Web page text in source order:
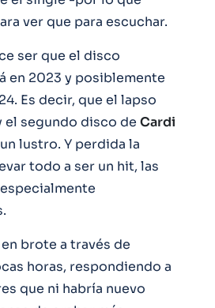
ver que para escuchar.
ser que el disco
en 2023 y posiblemente
Es decir, que el lapso
el segundo disco de Cardi
lustro. Y perdida la
todo a ser un hit, las
brote a través de
horas, respondiendo a
que ni habría nuevo